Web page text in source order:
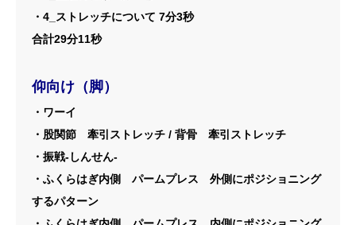
・4_ストレッチについて 7分3秒
合計29分11秒
仰向け（脚）
・ワーイ
・股関節 牽引ストレッチ / 背骨 牽引ストレッチ
・振戦-しんせん-
・ふくらはぎ内側 パームプレス 外側にポジショニング
するパターン